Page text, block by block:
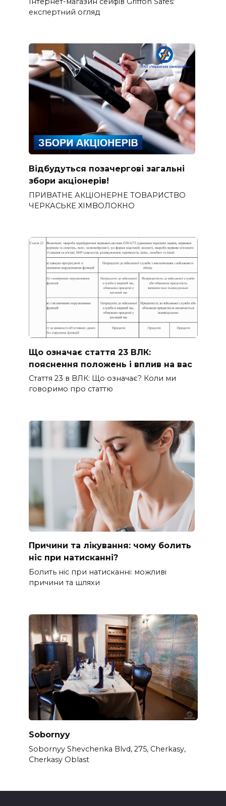
експертний огляд
Відбудуться позачергові загальні
збори акціонерів!
ПРИВАТНЕ АКЦІОНЕРНЕ ТОВАРИСТВО
ЧЕРКАСЬКЕ ХІМВОЛОКНО
Що означає стаття 23 ВЛК:
пояснення положень і вплив на вас
Стаття 23 в ВЛК: Що означає? Коли ми
говоримо про статтю
Причини та лікування: чому болить
ніс при натисканні?
Болить ніс при натисканні: можливі
причини та шляхи
Sobornyy
Sobornyy Shevchenka Blvd, 275, Cherkasy,
Cherkasy Oblast